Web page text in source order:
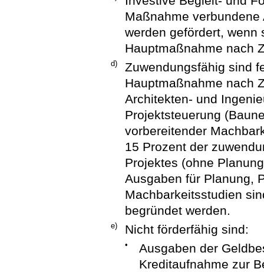
Maßnahme
werden gefördert, wenn
Hauptmaßnahme nach
d)
Zuwendungsfähig sind
Hauptmaßnahme nach
Architekten- und
Projektsteuerung
vorbereitender
15 Prozent der
Projektes (ohne
Ausgaben für Planung,
Machbarkeitsstudien
begründet werden.
e) Nicht förderfähig sind:
•
Ausgaben der
Kreditaufnahme zur